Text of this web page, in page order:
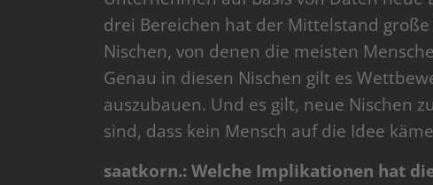
drei Bereichen hat der Mittelstand
Nischen, von denen die meisten
Genau in diesen Nischen gilt es
auszubauen. Und es gilt, neue Nischen
sind, dass kein Mensch auf die Idee
saatkorn.: Welche Implikationen hat